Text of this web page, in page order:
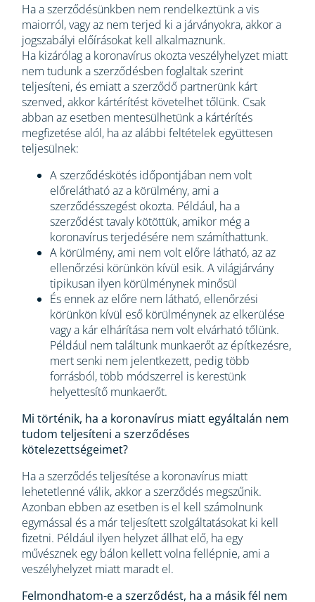
Ha a szerződésünkben nem rendelkeztünk a vis
maiorról, vagy az nem terjed ki a járványokra, akkor a
jogszabályi előírásokat kell alkalmaznunk.
Ha kizárólag a koronavírus okozta veszélyhelyzet miatt
nem tudunk a szerződésben foglaltak szerint
teljesíteni, és emiatt a szerződő partnerünk kárt
szenved, akkor kártérítést követelhet tőlünk. Csak
abban az esetben mentesülhetünk a kártérítés
megfizetése alól, ha az alábbi feltételek együttesen
teljesülnek:
A szerződéskötés időpontjában nem volt
előrelátható az a körülmény, ami a
szerződésszegést okozta. Például, ha a
szerződést tavaly kötöttük, amikor még a
koronavírus terjedésére nem számíthattunk.
A körülmény, ami nem volt előre látható, az az
ellenőrzési körünkön kívül esik. A világjárvány
tipikusan ilyen körülménynek minősül
És ennek az előre nem látható, ellenőrzési
körünkön kívül eső körülménynek az elkerülése
vagy a kár elhárítása nem volt elvárható tőlünk.
Például nem találtunk munkaerőt az építkezésre,
mert senki nem jelentkezett, pedig több
forrásból, több módszerrel is kerestünk
helyettesítő munkaerőt.
Mi történik, ha a koronavírus miatt egyáltalán nem
tudom teljesíteni a szerződéses
kötelezettségeimet?
Ha a szerződés teljesítése a koronavírus miatt
lehetetlenné válik, akkor a szerződés megszűnik.
Azonban ebben az esetben is el kell számolnunk
egymással és a már teljesített szolgáltatásokat ki kell
fizetni. Például ilyen helyzet állhat elő, ha egy
művésznek egy bálon kellett volna fellépnie, ami a
veszélyhelyzet miatt maradt el.
Felmondhatom-e a szerződést, ha a másik fél nem